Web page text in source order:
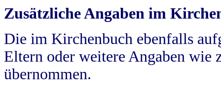
Zusätzliche Angaben im
Die im Kirchenbuch ebenfalls
Eltern oder weitere Angaben wie
übernommen.